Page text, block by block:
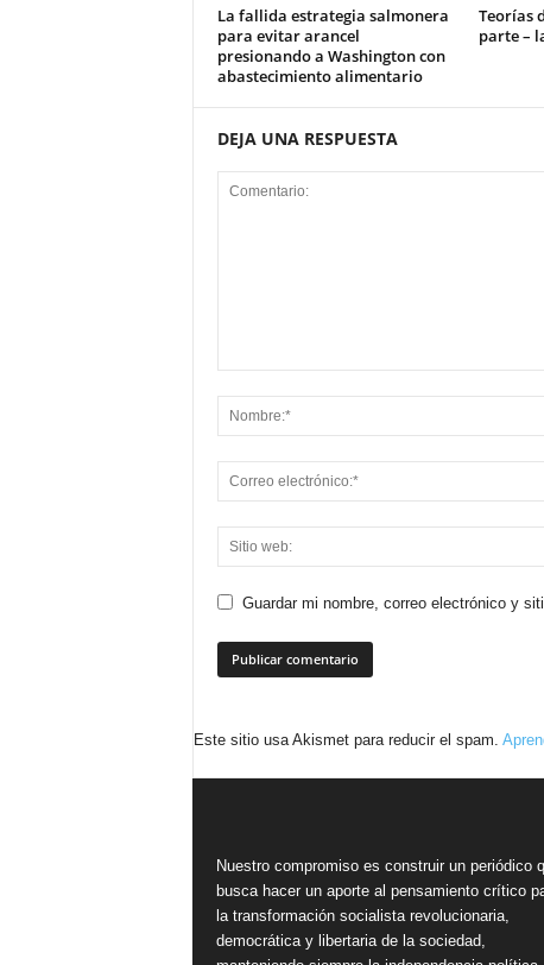
La fallida estrategia salmonera
para evitar arancel
presionando a Washington con
abastecimiento alimentario
Teorías
parte –
DEJA UNA RESPUESTA
Guardar mi nombre, correo electrónico y
Este sitio usa Akismet para reducir el spam.
Nuestro compromiso es construir un periódico
busca hacer un aporte al pensamiento crítico
la transformación socialista revolucionaria,
democrática y libertaria de la sociedad,